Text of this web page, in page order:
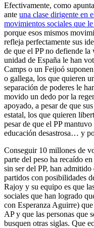
Efectivamente, como apunta
ante una clase dirigente en
movimientos sociales que
porque esos mismos
refleja perfectamente sus
de que el PP no defiende
unidad de España le han
Camps o un Feijoó
o gallega, los que quieren
separación de poderes le
movido un dedo por la
apoyado, a pesar de que
estatal, los que quieren
pesar de que el PP
educación desastrosa… y
Conseguir 10 millones de
parte del peso ha recaído
sin ser del PP, han
partidos con posibilidades
Rajoy y su equipo es que
sociales que han logrado
con Esperanza Aguirre)
AP y que las personas que
busquen otras siglas. Que